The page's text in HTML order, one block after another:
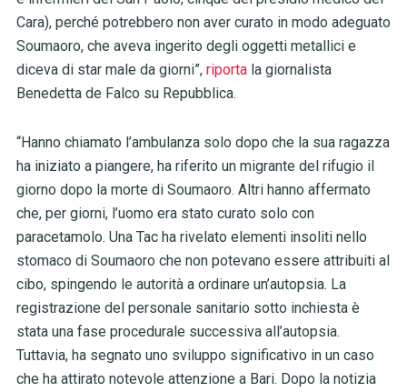
Cara), perché potrebbero non aver curato in modo adeguato
Soumaoro, che aveva ingerito degli oggetti metallici e
diceva di star male da giorni”, riportala giornalista
Benedetta de Falco su Repubblica.
“Hanno chiamato l’ambulanza solo dopo che la sua ragazza
ha iniziato a piangere, ha riferito un migrante del rifugio il
giorno dopo la morte di Soumaoro. Altri hanno affermato
che, per giorni, l’uomo era stato curato solo con
paracetamolo. Una Tac ha rivelato elementi insoliti nello
stomaco di Soumaoro che non potevano essere attribuiti al
cibo, spingendo le autorità a ordinare un’autopsia. La
registrazione del personale sanitario sotto inchiesta è
stata una fase procedurale successiva all’autopsia.
Tuttavia, ha segnato uno sviluppo significativo in un caso
che ha attirato notevole attenzione a Bari. Dopo la notizia